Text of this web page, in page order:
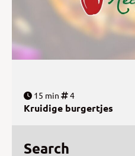
15 min 4
Kruidige burgertjes
Search